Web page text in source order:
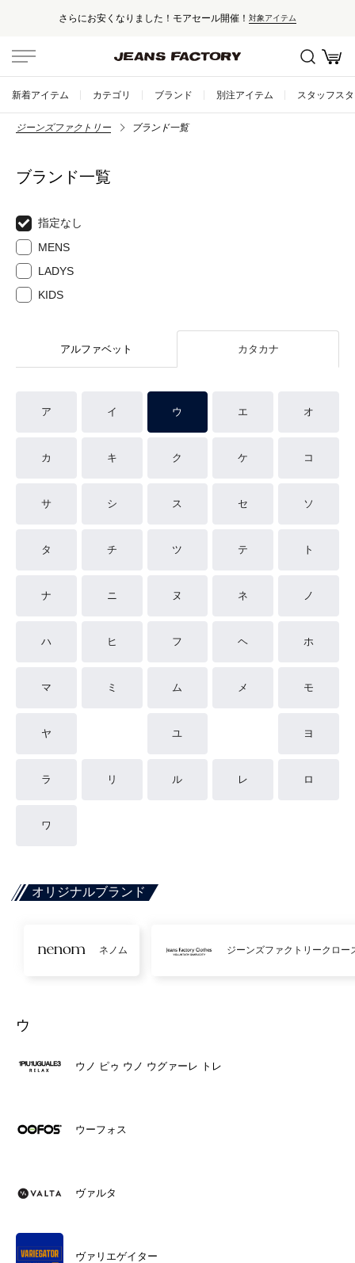
さらにお安くなりました！モアセール開催！ 対象アイテム
新着アイテム カテゴリ ブランド 別注アイテム スタッフス
ジーンズファクトリー ブランド一覧
ブランド一覧
指定なし
MENS
LADYS
KIDS
アルファベット カタカナ
ア イ ウ エ オ
カ キ ク ケ コ
サ シ ス セ ソ
タ チ ツ テ ト
ナ ニ ヌ ネ ノ
ハ ヒ フ ヘ ホ
マ ミ ム メ モ
ヤ ユ ヨ
ラ リ ル レ ロ
ワ
オリジナルブランド
ネノム ジーンズファクトリークロー
ウ
ウノ ピゥ ウノ ウグァーレ トレ
ウーフォス
ヴァルタ
ヴァリエゲイター